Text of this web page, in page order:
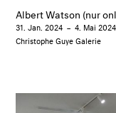
Albert Watson (nur
31. Jan. 2024 –4. Mai 2024
Christophe Guye Galerie